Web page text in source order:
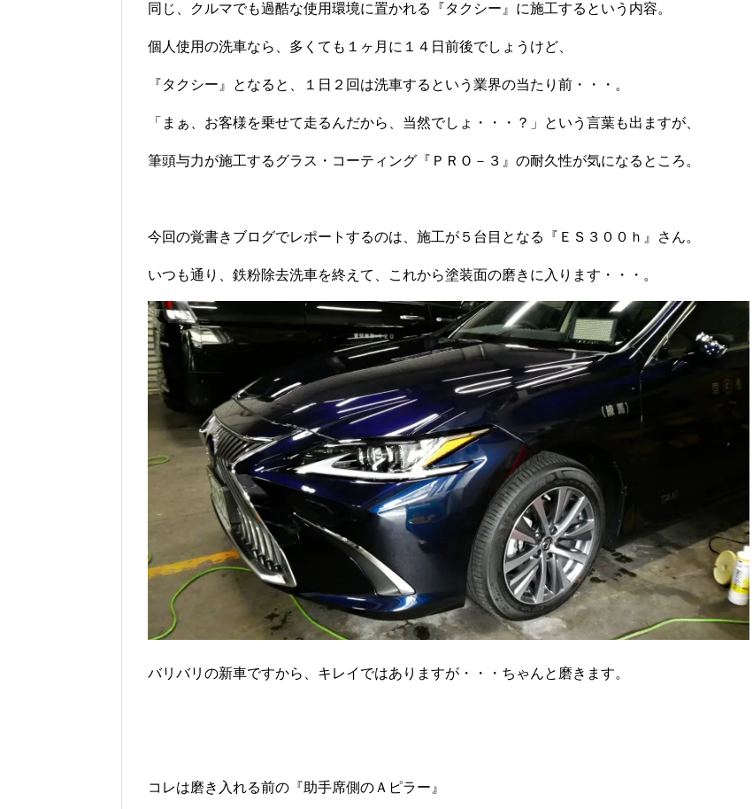
同じ、クルマでも過酷な使用環境に置かれる『タクシー』に施工するという内容。
個人使用の洗車なら、多くても１ヶ月に１４日前後でしょうけど、
『タクシー』となると、１日２回は洗車するという業界の当たり前・・・。
「まぁ、お客様を乗せて走るんだから、当然でしょ・・・？」という言葉も出ますが、
筆頭与力が施工するグラス・コーティング『ＰＲＯ－３』の耐久性が気になるところ。
今回の覚書きブログでレポートするのは、施工が５台目となる『ＥＳ３００ｈ』さん。
いつも通り、鉄粉除去洗車を終えて、これから塗装面の磨きに入ります・・・。
バリバリの新車ですから、キレイではありますが・・・ちゃんと磨きます。
コレは磨き入れる前の『助手席側のＡピラー』